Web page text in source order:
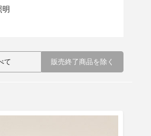
明
て 販売終了商品を除く